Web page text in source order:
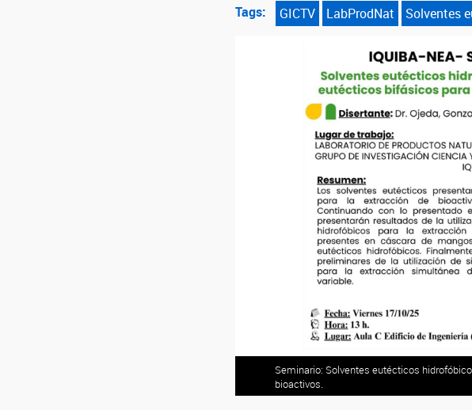
Tags: GICTV LabProdNat Solventes
Seminario: Solventes eutécticos
bioactivos.